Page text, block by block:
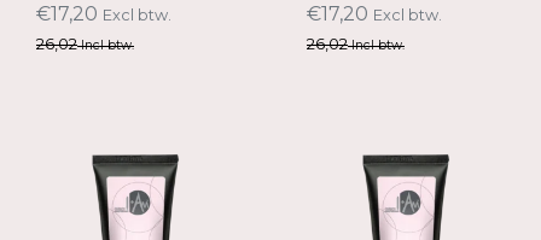
€17,20 Excl btw.
26,02Incl btw.
€17,20 Excl btw.
26,02Incl btw.